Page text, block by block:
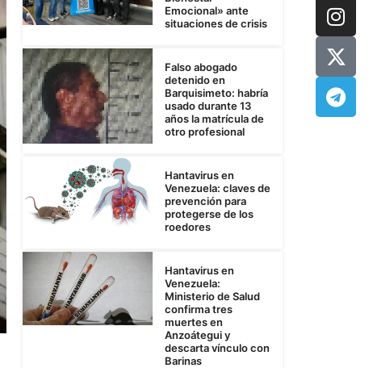
Emocional» ante
situaciones de crisis
Falso abogado
detenido en
Barquisimeto: habría
usado durante 13
años la matrícula de
otro profesional
Hantavirus en
Venezuela: claves de
prevención para
protegerse de los
roedores
Hantavirus en
Venezuela:
Ministerio de Salud
confirma tres
muertes en
Anzoátegui y
descarta vínculo con
Barinas